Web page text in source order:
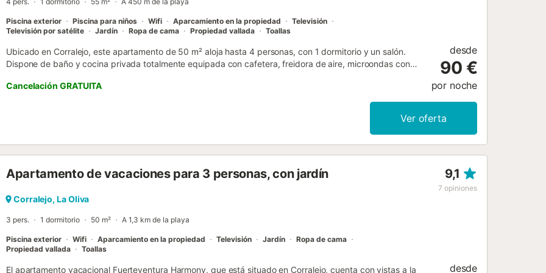
Piscina exterior Piscina para niños Wifi Aparcamiento en la propiedad
Televisión
Televisión por satélite
Jardín Ropa de cama Propiedad vallada Toallas
Ubicado en Corralejo, este apartamento de 50 m² aloja hasta 4 personas, con 1 dormitorio y un salón.
Dispone de baño y cocina privada totalmente equipada con cafetera, freidora de aire, microondas con
ventiladores privados, TV, lavadora, tendedero y self check-in para una estancia confortable. Relajaos en
vuestra terraza cubierta privada y disfrutad del acceso al jardín compartido. La propiedad ofrece cuatro
refrescaros después de nadar. Hay aparcamiento disponible tanto en la propiedad como en la calle. No
se permiten eventos. Durante vuestra estancia podéis jugar al ping-pong, usar la pista de tenis, la
cuna ni cama para bebés. Si viajáis con bebés, por favor traed la vuestra....
Cancelación GRATUITA
desde
90 €
por noche
Ver oferta
Apartamento de vacaciones para 3 personas, con jardín 9,1
7 opiniones
Corralejo, La Oliva
3 pers. 1 dormitorio 50 m² A 1,3 km de la playa
Piscina exterior Wifi Aparcamiento en la propiedad Televisión Jardín
Ropa de cama
Propiedad vallada
Toallas
El apartamento vacacional Fuerteventura Harmony, que está situado en Corralejo, cuenta con vistas a la
desde